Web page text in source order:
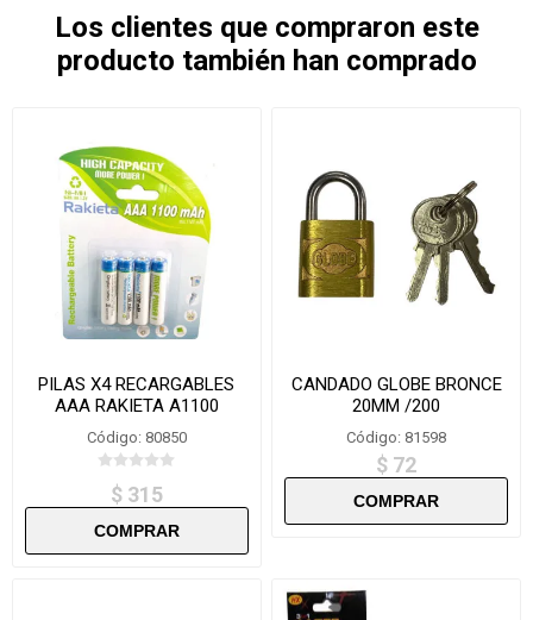
Los clientes que compraron este
producto también han comprado
PILAS X4 RECARGABLES
AAA RAKIETA A1100
Código: 80850
$ 315
CANDADO GLOBE BRONCE
20MM /200
Código: 81598
$ 72